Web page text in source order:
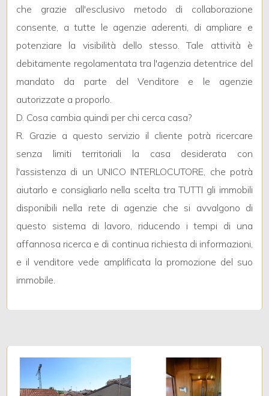
che grazie all'esclusivo metodo di collaborazione
consente, a tutte le agenzie aderenti, di ampliare e
potenziare la visibilità dello stesso. Tale attività è
debitamente regolamentata tra l'agenzia detentrice del
mandato da parte del Venditore e le agenzie
autorizzate a proporlo.
D. Cosa cambia quindi per chi cerca casa?
R. Grazie a questo servizio il cliente potrà ricercare
senza limiti territoriali la casa desiderata con
l'assistenza di un UNICO INTERLOCUTORE, che potrà
aiutarlo e consigliarlo nella scelta tra TUTTI gli immobili
disponibili nella rete di agenzie che si avvalgono di
questo sistema di lavoro, riducendo i tempi di una
affannosa ricerca e di continua richiesta di informazioni,
e il venditore vede amplificata la promozione del suo
immobile.
4
5
5+
opzioni
-
multiscelta
Giardino
Posto auto/Box
Arredato